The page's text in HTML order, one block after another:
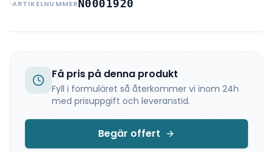
ARTIKELNUMMERN0001920
Få pris på denna produkt
Fyll i formuläret så återkommer vi inom 24h
med prisuppgift och leveranstid.
Begär offert